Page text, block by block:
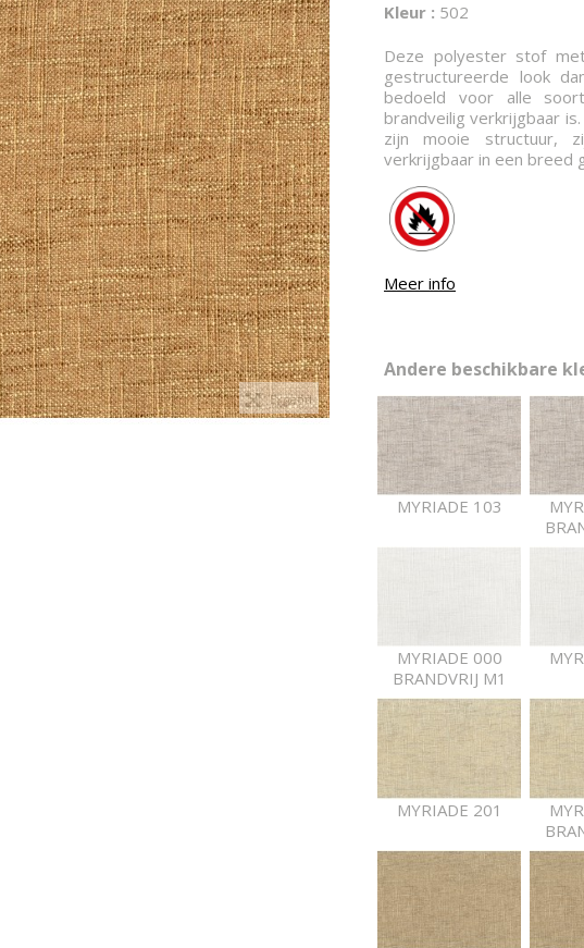
Expand
Kleur : 502
Deze polyester stof
gestructureerde look
bedoeld voor alle
brandveilig verkrijgbaar
zijn mooie structuur,
verkrijgbaar in een breed
Meer info
Andere beschikbare
MYRIADE 103
MYRIADE 000
BRANDVRIJ M1
MYRIADE 201